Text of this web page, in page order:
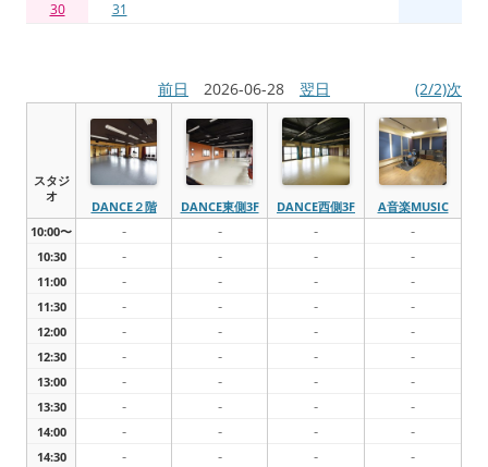
30
31
前日 2026-06-28 翌日 (2/2)次
スタジ
オ
DANCE２階 DANCE東側3F DANCE西側3F
A音楽MUSIC
10:00〜
- - - -
10:30 - - - -
11:00 - - - -
11:30 - - - -
12:00 - - - -
12:30 - - - -
13:00 - - - -
13:30 - - - -
14:00 - - - -
14:30 - - - -